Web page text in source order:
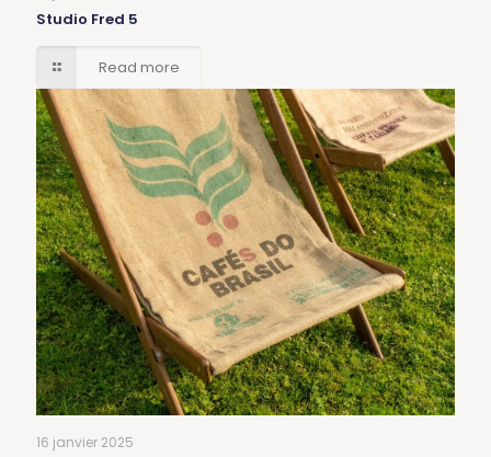
Studio Fred 5
Read more
16 janvier 2025